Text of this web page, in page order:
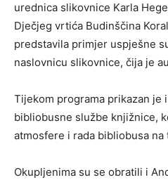
urednica slikovnice Karla
Dječjeg vrtića Budinščina
predstavila primjer uspješne
naslovnicu slikovnice, čija je
Tijekom programa prikazan je
bibliobusne službe knjižnice,
atmosfere i rada bibliobusa na
Okupljenima su se obratili i